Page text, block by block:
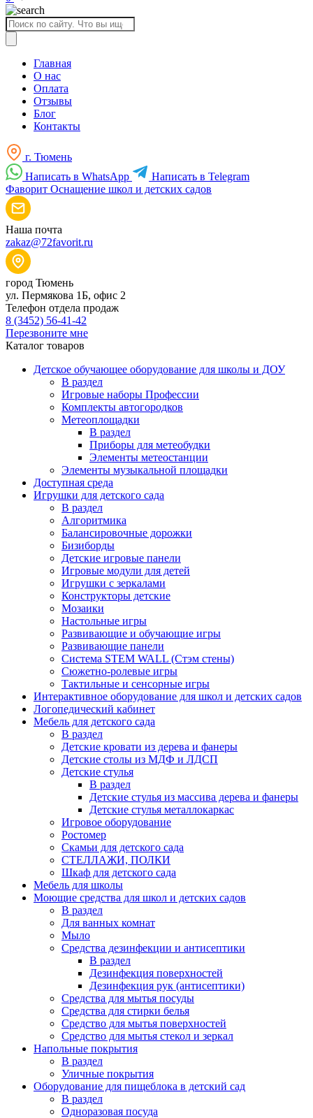
Поиск
товаров
Главная
О нас
Оплата
Отзывы
Блог
Контакты
г. Тюмень
Написать в WhatsApp
Написать в Telegram
Фаворит Оснащение школ и детских садов
Наша почта
zakaz@72favorit.ru
город Тюмень
ул. Пермякова 1Б, офис 2
Телефон отдела продаж
8 (3452) 56-41-42
Перезвоните мне
Каталог товаров
Детское обучающее оборудование для школы и ДОУ
В раздел
Игровые наборы Профессии
Комплекты автогородков
Метеоплощадки
В раздел
Приборы для метеобудки
Элементы метеостанции
Элементы музыкальной площадки
Доступная среда
Игрушки для детского сада
В раздел
Алгоритмика
Балансировочные дорожки
Бизиборды
Детские игровые панели
Игровые модули для детей
Игрушки с зеркалами
Конструкторы детские
Мозаики
Настольные игры
Развивающие и обучающие игры
Развивающие панели
Система STEM WALL (Cтэм стены)
Сюжетно-ролевые игры
Тактильные и сенсорные игры
Интерактивное оборудование для школ и детских садов
Логопедический кабинет
Мебель для детского сада
В раздел
Детские кровати из дерева и фанеры
Детские столы из МДФ и ЛДСП
Детские стулья
В раздел
Детские стулья из массива дерева и фанеры
Детские стулья металлокаркас
Игровое оборудование
Ростомер
Скамьи для детского сада
СТЕЛЛАЖИ, ПОЛКИ
Шкаф для детского сада
Мебель для школы
Моющие средства для школ и детских садов
В раздел
Для ванных комнат
Мыло
Средства дезинфекции и антисептики
В раздел
Дезинфекция поверхностей
Дезинфекция рук (антисептики)
Средства для мытья посуды
Средства для стирки белья
Средство для мытья поверхностей
Средство для мытья стекол и зеркал
Напольные покрытия
В раздел
Уличные покрытия
Оборудование для пищеблока в детский сад
В раздел
Одноразовая посуда